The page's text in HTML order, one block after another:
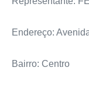
Endereço:
Bairro: Centro